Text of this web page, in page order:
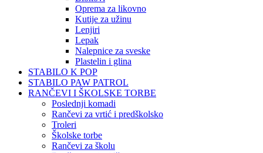
Oprema za likovno
Kutije za užinu
Lenjiri
Lepak
Nalepnice za sveske
Plastelin i glina
STABILO K POP
STABILO PAW PATROL
RANČEVI I ŠKOLSKE TORBE
Poslednji komadi
Rančevi za vrtić i predškolsko
Troleri
Školske torbe
Rančevi za školu